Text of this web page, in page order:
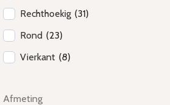
Rechthoekig (31)
Rond (23)
Vierkant (8)
Afmeting